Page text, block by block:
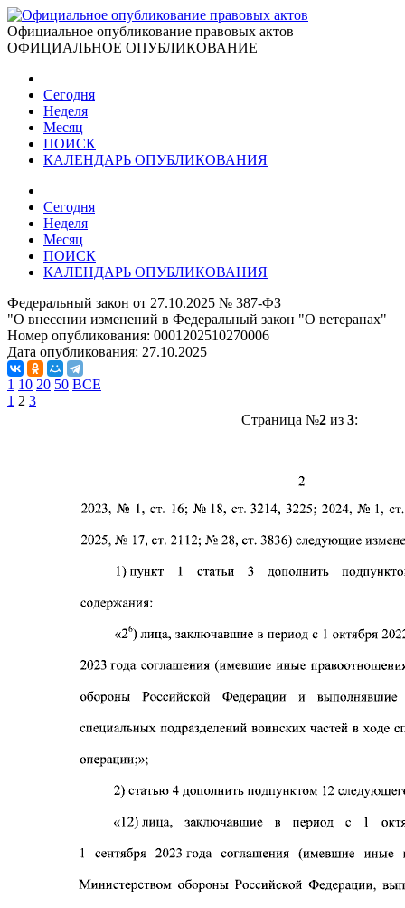
Официальное опубликование правовых актов
ОФИЦИАЛЬНОЕ ОПУБЛИКОВАНИЕ
Сегодня
Неделя
Месяц
ПОИСК
КАЛЕНДАРЬ ОПУБЛИКОВАНИЯ
Сегодня
Неделя
Месяц
ПОИСК
КАЛЕНДАРЬ ОПУБЛИКОВАНИЯ
Федеральный закон от 27.10.2025 № 387-ФЗ
"О внесении изменений в Федеральный закон "О ветеранах"
Номер опубликования: 0001202510270006
Дата опубликования: 27.10.2025
1 10 20 50 ВСЕ
1 2 3
Страница №2из 3: